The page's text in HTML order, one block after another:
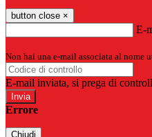
button close ×
E-
Non hai una e-mail associata al nome
E-mail inviata, si prega di
Errore
Chiudi